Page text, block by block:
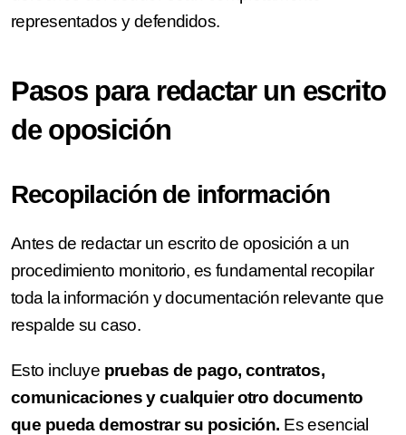
representados y defendidos.
Pasos para redactar un escrito
de oposición
Recopilación de información
Antes de redactar un escrito de oposición a un
procedimiento monitorio, es fundamental recopilar
toda la información y documentación relevante que
respalde su caso.
Esto incluye pruebas de pago, contratos,
comunicaciones y cualquier otro documento
que pueda demostrar su posición. Es esencial